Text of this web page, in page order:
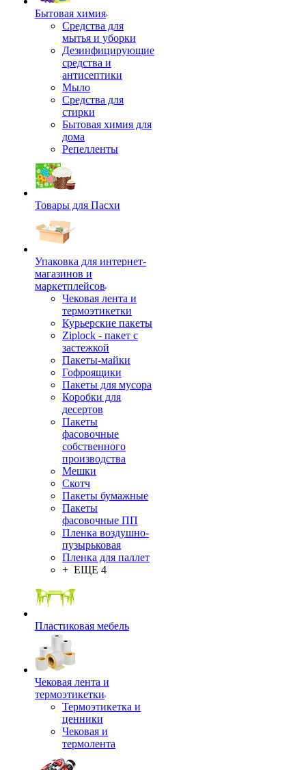
Бытовая химия
Средства для
мытья и уборки
Дезинфицирующие
средства и
антисептики
Мыло
Средства для
стирки
Бытовая химия для
дома
Репелленты
Товары для Пасхи
Упаковка для интернет-
магазинов и
маркетплейсов
Чековая лента и
термоэтикетки
Курьерские пакеты
Ziplock - пакет с
застежкой
Пакеты-майки
Гофроящики
Пакеты для мусора
Коробки для
десертов
Пакеты
фасовочные
собственного
производства
Мешки
Скотч
Пакеты бумажные
Пакеты
фасовочные ПП
Пленка воздушно-
пузырьковая
Пленка для паллет
+ ЕЩЕ 4
Пластиковая мебель
Чековая лента и
термоэтикетки
Термоэтикетка и
ценники
Чековая и
термолента